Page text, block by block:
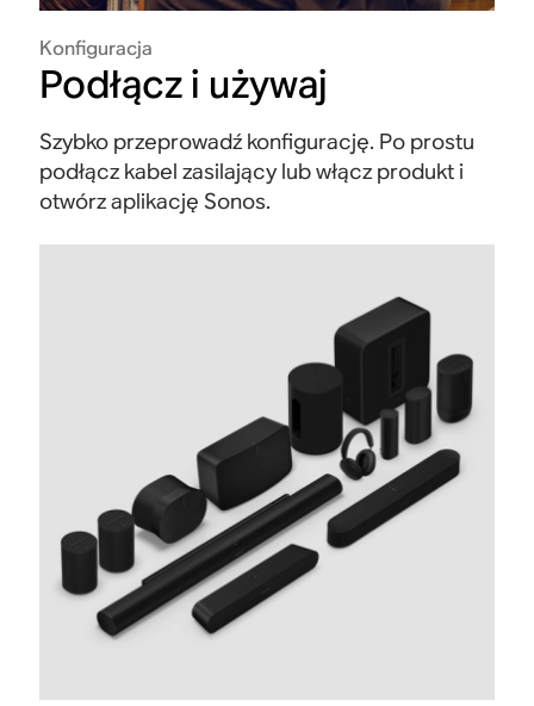
Konfiguracja
Podłącz i używaj
Szybko przeprowadź konfigurację. Po prostu
podłącz kabel zasilający lub włącz produkt i
otwórz aplikację Sonos.